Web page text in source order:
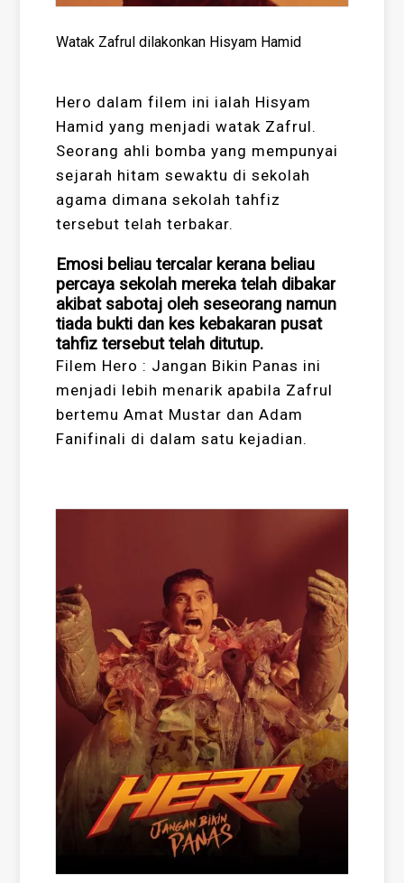
Watak Zafrul dilakonkan Hisyam Hamid
Hero dalam filem ini ialah Hisyam
Hamid yang menjadi watak Zafrul.
Seorang ahli bomba yang mempunyai
sejarah hitam sewaktu di sekolah
agama dimana sekolah tahfiz
tersebut telah terbakar.
Emosi beliau tercalar kerana beliau
percaya sekolah mereka telah dibakar
akibat sabotaj oleh seseorang namun
tiada bukti dan kes kebakaran pusat
tahfiz tersebut telah ditutup.
Filem Hero : Jangan Bikin Panas ini
menjadi lebih menarik apabila Zafrul
bertemu Amat Mustar dan Adam
Fanifinali di dalam satu kejadian.